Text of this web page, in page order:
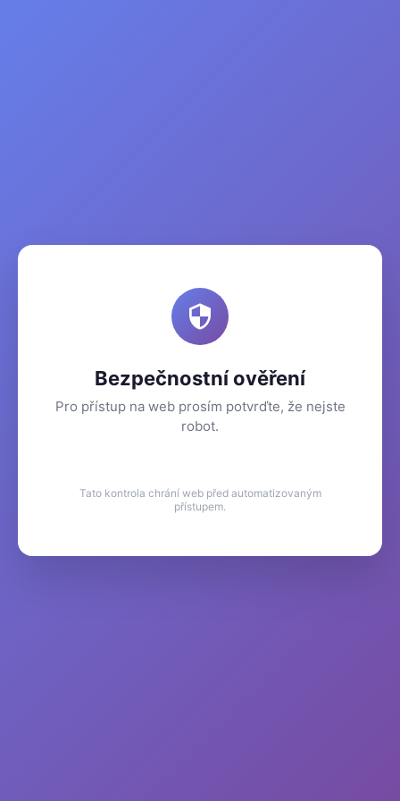
Bezpečnostní ověření
Pro přístup na web prosím potvrďte, že nejste
robot.
Tato kontrola chrání web před automatizovaným
přístupem.